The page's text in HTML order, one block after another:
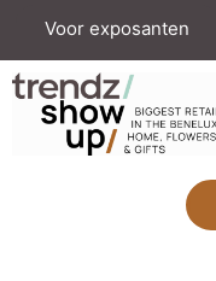
Voor exposanten